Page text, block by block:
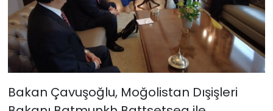
Bakan Çavuşoğlu, Moğolistan Dışişleri